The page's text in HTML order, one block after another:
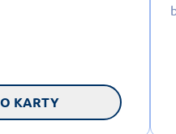
KARTY